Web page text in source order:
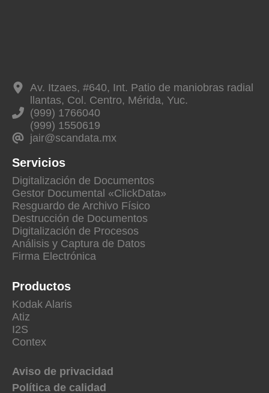
Av. Itzaes, #640, Int. Patio de maniobras radial
llantas, Col. Centro, Mérida, Yuc.
(999) 1766040
(999) 1550619
jair@scandata.mx
Servicios
Digitalización de Documentos
Gestor Documental «ClickData»
Resguardo de Archivo Físico
Destrucción de Documentos
Digitalización de Procesos
Análisis y Captura de Datos
Firma Electrónica
Productos
Kodak Alaris
Atiz
I2S
Contex
Aviso de privacidad
Política de calidad